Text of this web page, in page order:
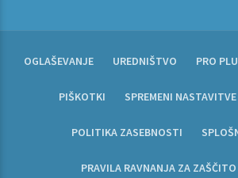
OGLAŠEVANJE UREDNIŠTVO PRO
PIŠKOTKI SPREMENI
POLITIKA ZASEBNOSTI
PRAVILA RAVNANJA ZA